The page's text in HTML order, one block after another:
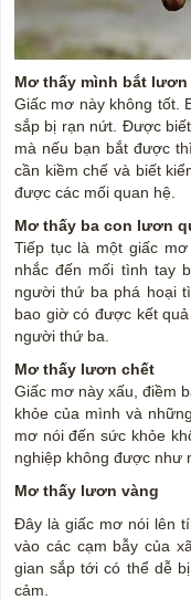
Mơ thấy mình bắt lươn
Giấc mơ này không tốt.
sắp bị rạn nứt. Được
mà nếu bạn bắt được
cần kiềm chế và biết
được các mối quan hệ.
Mơ thấy ba con lươn
Tiếp tục là một giấc
nhắc đến mối tình tay
người thứ ba phá hoại
bao giờ có được kết
người thứ ba.
Mơ thấy lươn chết
Giấc mơ này xấu, điềm
khỏe của mình và
mơ nói đến sức khỏe
nghiệp không được như
Mơ thấy lươn vàng
Đây là giấc mơ nói lên
vào các cạm bẫy của
gian sắp tới có thể dễ
cảm.